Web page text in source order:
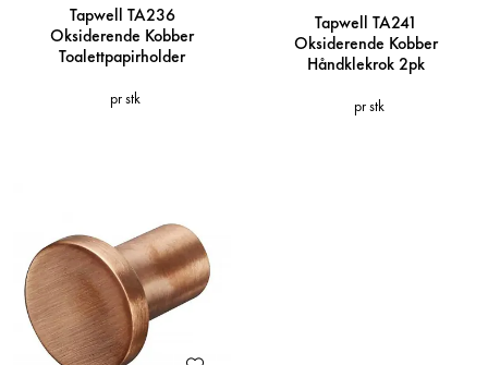
Tapwell TA236
Oksiderende Kobber
Toalettpapirholder
pr stk
Tapwell TA241
Oksiderende Kobber
Håndklekrok 2pk
pr stk